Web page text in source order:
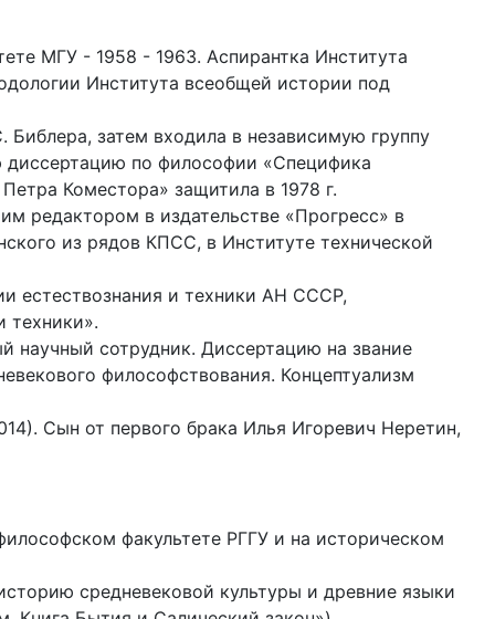
МГУ - 1958 - 1963. Аспирантка Института
Института всеобщей истории под
затем входила в независимую группу
диссертацию по философии «Специфика
Коместора» защитила в 1978 г.
редактором в издательстве «Прогресс» в
из рядов КПСС, в Институте технической
естествознания и техники АН СССР,
техники».
научный сотрудник. Диссертацию на звание
философствования. Концептуализм
Сын от первого брака Илья Игоревич Неретин,
факультете РГГУ и на историческом
средневековой культуры и древние языки